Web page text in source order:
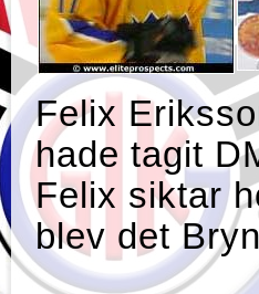
Felix
hade tagit
Felix siktar
blev det